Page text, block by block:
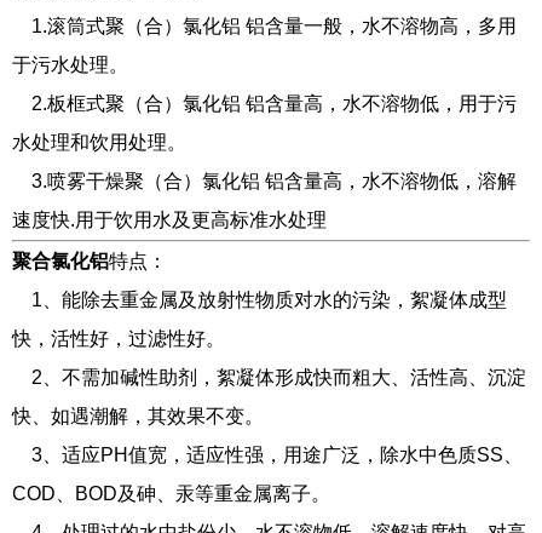
1.滚筒式聚（合）氯化铝 铝含量一般，水不溶物高，多用
于污水处理。
2.板框式聚（合）氯化铝 铝含量高，水不溶物低，用于污
水处理和饮用处理。
3.喷雾干燥聚（合）氯化铝 铝含量高，水不溶物低，溶解
速度快.用于饮用水及更高标准水处理
聚合氯化铝特点：
1、能除去重金属及放射性物质对水的污染，絮凝体成型
快，活性好，过滤性好。
2、不需加碱性助剂，絮凝体形成快而粗大、活性高、沉淀
快、如遇潮解，其效果不变。
3、适应PH值宽，适应性强，用途广泛，除水中色质SS、
COD、BOD及砷、汞等重金属离子。